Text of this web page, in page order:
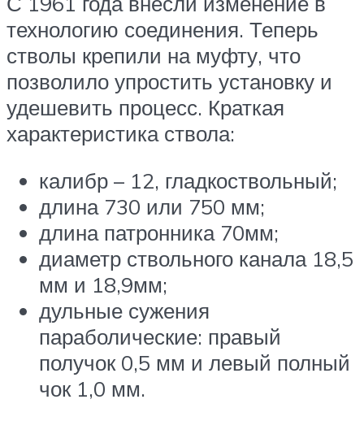
технологию соединения. Теперь
стволы крепили на муфту, что
позволило упростить установку и
удешевить процесс. Краткая
характеристика ствола:
калибр – 12, гладкоствольный;
длина 730 или 750 мм;
длина патронника 70мм;
диаметр ствольного канала 18,5
мм и 18,9мм;
дульные сужения
параболические: правый
получок 0,5 мм и левый полный
чок 1,0 мм.